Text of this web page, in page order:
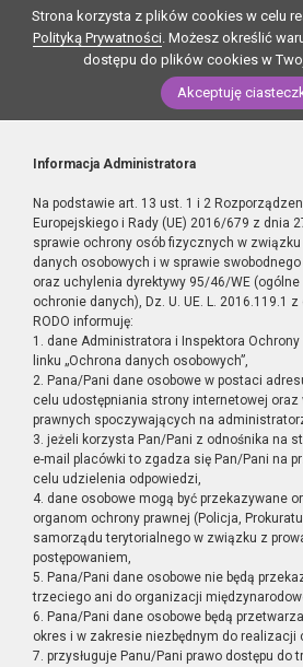
Strona korzysta z plików cookies w celu
Polityką Prywatności. Możesz określić
dostępu do plików cookies w
Akceptuję
Informacja Administratora
Na podstawie art. 13 ust. 1 i 2
Europejskiego i Rady (UE) 2016/679 z dnia
sprawie ochrony osób fizycznych w
danych osobowych i w sprawie
oraz uchylenia dyrektywy 95/46/WE
ochronie danych), Dz. U. UE. L. 2016.119.1
RODO informuję:
1. dane Administratora i Inspektora
linku „Ochrona danych osobowych”,
2. Pana/Pani dane osobowe w postaci
celu udostępniania strony internetowej oraz
prawnych spoczywających na
3. jeżeli korzysta Pan/Pani z odnośnika na
e-mail placówki to zgadza się Pan/Pani na
celu udzielenia odpowiedzi,
4. dane osobowe mogą być przekazywane
organom ochrony prawnej (Policja,
samorządu terytorialnego w związku z
postępowaniem,
5. Pana/Pani dane osobowe nie będą
trzeciego ani do organizacji
6. Pana/Pani dane osobowe będą
okres i w zakresie niezbędnym do realizacji
7. przysługuje Panu/Pani prawo dostępu do